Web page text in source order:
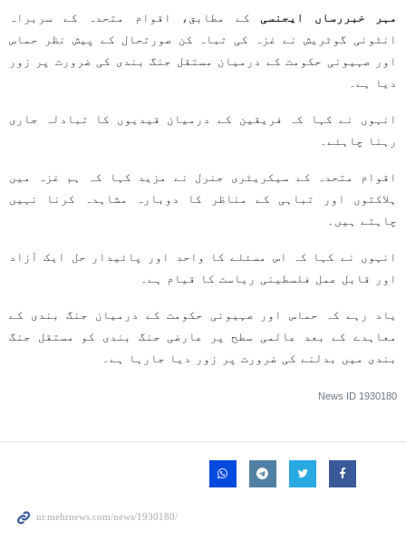
مہر خبررساں ایجنسی کے مطابق، اقوام متحدہ کے سربراہ
انٹونی گوٹریش نے غزہ کی تباہ کن صورتحال کے پیش نظر حماس
اور صہیونی حکومت کے درمیان مستقل جنگ بندی کی ضرورت پر زور
دیا ہے۔
انہوں نے کہا کہ فریقین کے درمیان قیدیوں کا تبادلہ جاری
رہنا چاہئے۔
اقوام متحدہ کے سیکریٹری جنرل نے مزید کہا کہ ہم غزہ میں
ہلاکتوں اور تباہی کے مناظر کا دوبارہ مشاہدہ کرنا نہیں
چاہتے ہیں۔
انہوں نے کہا کہ اس مسئلے کا واحد اور پائیدار حل ایک آزاد
اور قابل عمل فلسطینی ریاست کا قیام ہے۔
یاد رہے کہ حماس اور صہیونی حکومت کے درمیان جنگ بندی کے
معاہدے کے بعد عالمی سطح پر عارضی جنگ بندی کو مستقل جنگ
بندی میں بدلنے کی ضرورت پر زور دیا جارہا ہے۔
News ID 1930180